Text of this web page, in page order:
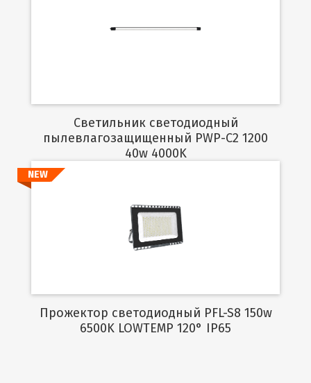
Светильник светодиодный
пылевлагозащищенный PWP-C2 1200
40w 4000K
Подробнее
NEW
Прожектор светодиодный PFL-S8 150w
6500K LOWTEMP 120° IP65